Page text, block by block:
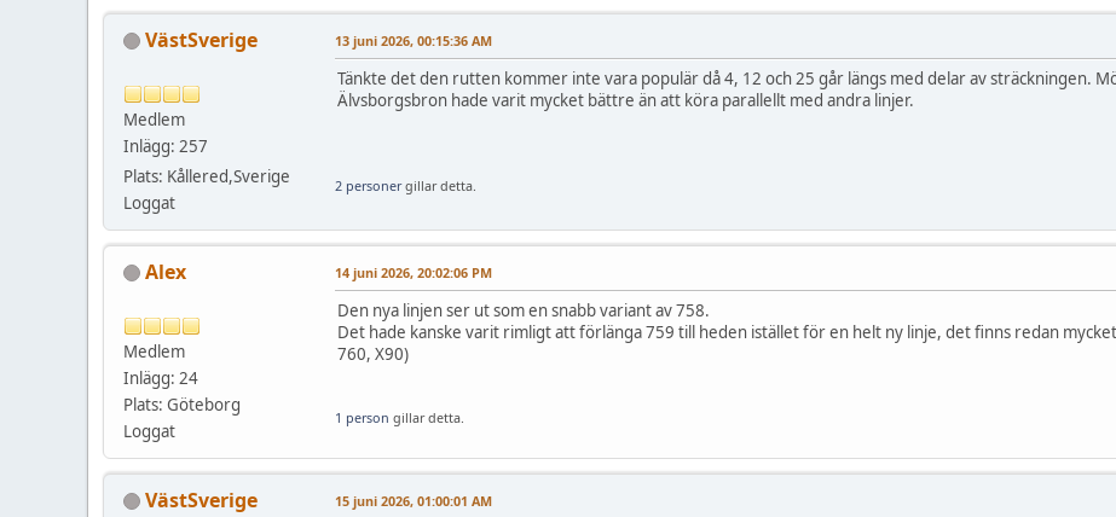
VästSverige
Medlem
Inlägg: 257
Plats: Kållered,Sverige
Loggat
13 juni 2026, 00:15:36 AM
Tänkte det den rutten kommer inte vara populär då 4, 12 och 25 går längs med delar av sträckningen.
Älvsborgsbron hade varit mycket bättre än att köra parallellt med andra linjer.
2 personergillar detta.
Alex
Medlem
Inlägg: 24
Plats: Göteborg
Loggat
14 juni 2026, 20:02:06 PM
Den nya linjen ser ut som en snabb variant av 758.
Det hade kanske varit rimligt att förlänga 759 till heden istället för en helt ny linje, det finns redan
760, X90)
1 person gillar detta.
VästSverige 15 juni 2026, 01:00:01 AM